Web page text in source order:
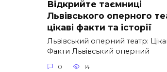
Відкрийте таємниці
Львівського оперного
цікаві факти та історії
Львівський оперний театр:
Факти Львівський оперний
0 14